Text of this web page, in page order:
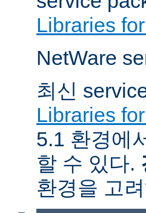
Libraries
NetWare
최신
Libraries
5.1 환경에
할 수 있다.
환경을 고